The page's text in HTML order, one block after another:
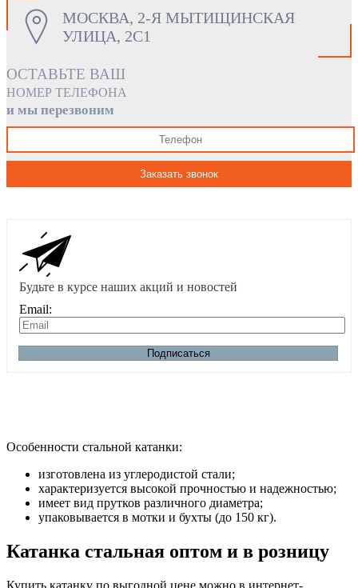
МОСКВА, 2-Я МЫТИЩИНСКАЯ
УЛИЦА, 2С1
ОСТАВЬТЕ ВАШ
НОМЕР ТЕЛЕФОНА
и мы перезвоним
Заказать звонок
Будьте в курсе наших акций и новостей
Email:
Подписаться
Особенности стальной катанки:
изготовлена из углеродистой стали;
характеризуется высокой прочностью и надежностью;
имеет вид прутков различного диаметра;
упаковывается в мотки и бухты (до 150 кг).
Катанка стальная оптом и в розницу
Купить катанку по выгодной цене можно в интернет-